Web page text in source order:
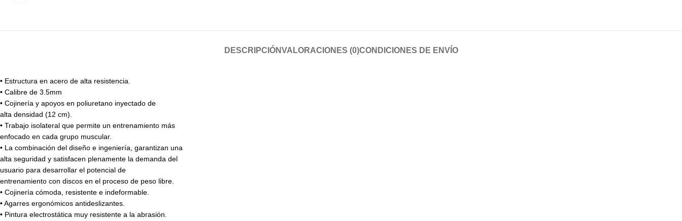
DESCRIPCIÓNVALORACIONES (0)CONDICIONES DE ENVÍO
• Estructura en acero de alta resistencia.
• Calibre de 3.5mm
• Cojinería y apoyos en poliuretano inyectado de
alta densidad (12 cm).
• Trabajo isolateral que permite un entrenamiento más
enfocado en cada grupo muscular.
• La combinación del diseño e ingeniería, garantizan una
alta seguridad y satisfacen plenamente la demanda del
usuario para desarrollar el potencial de
entrenamiento con discos en el proceso de peso libre.
• Cojinería cómoda, resistente e indeformable.
• Agarres ergonómicos antideslizantes.
• Pintura electrostática muy resistente a la abrasión.